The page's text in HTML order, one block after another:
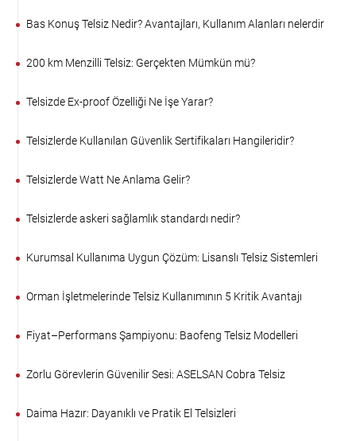
Bas Konuş Telsiz Nedir? Avantajları, Kullanım Alanları nelerdir
200 km Menzilli Telsiz: Gerçekten Mümkün mü?
Telsizde Ex-proof Özelliği Ne İşe Yarar?
Telsizlerde Kullanılan Güvenlik Sertifikaları Hangileridir?
Telsizlerde Watt Ne Anlama Gelir?
Telsizlerde askeri sağlamlık standardı nedir?
Kurumsal Kullanıma Uygun Çözüm: Lisanslı Telsiz Sistemleri
Orman İşletmelerinde Telsiz Kullanımının 5 Kritik Avantajı
Fiyat–Performans Şampiyonu: Baofeng Telsiz Modelleri
Zorlu Görevlerin Güvenilir Sesi: ASELSAN Cobra Telsiz
Daima Hazır: Dayanıklı ve Pratik El Telsizleri